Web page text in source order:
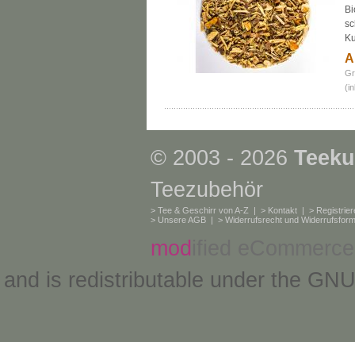
© 2003 - 2026
Teezubehör
> Tee & Geschirr von A-Z | > Kontakt | >
> Unsere AGB | > Widerrufsrecht und
mod
and is redistributable under the